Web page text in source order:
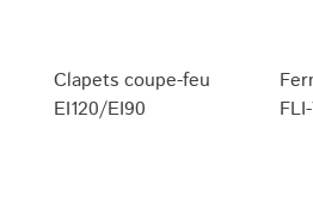
Clapets coupe-feu
EI120/EI90